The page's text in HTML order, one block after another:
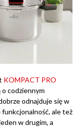
KOMPACT PRO
codziennym
odnajduje się w
ale też
w drugim, a